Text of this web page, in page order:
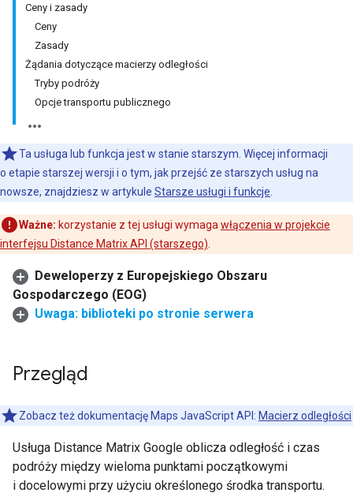
Ceny i zasady
Ceny
Zasady
Żądania dotyczące macierzy odległości
Tryby podróży
Opcje transportu publicznego
Ta usługa lub funkcja jest w stanie starszym. Więcej informacji
o etapie starszej wersji i o tym, jak przejść ze starszych usług na
nowsze, znajdziesz w artykule Starsze usługi i funkcje.
Ważne: korzystanie z tej usługi wymagawłączenia w projekcie
interfejsu Distance Matrix API (starszego).
Deweloperzy z Europejskiego Obszaru
Gospodarczego (EOG)
Uwaga: biblioteki po stronie serwera
Przegląd
Zobacz też dokumentację Maps JavaScript API: Macierz odległości
Usługa Distance Matrix Google oblicza odległość i czas
podróży między wieloma punktami początkowymi
i docelowymi przy użyciu określonego środka transportu.